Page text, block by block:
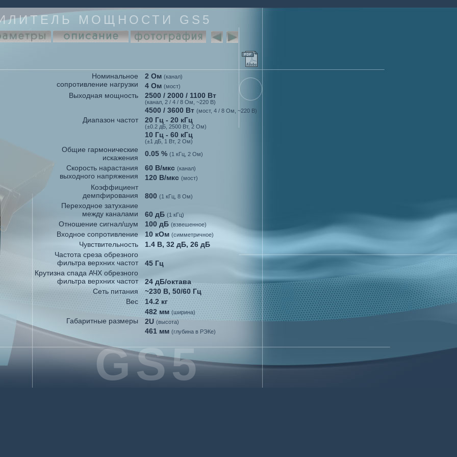
МОЩНОСТИ GS5
GS5
Номинальное
сопротивление нагрузки
2 Ом (канал)
4 Ом (мост)
Выходная мощность 2500 / 2000 / 1100 Вт
(канал, 2 / 4 / 8 Ом, ~220 В)
4500 / 3600 Вт (мост, 4 / 8 Ом, ~220 В)
Диапазон частот 20 Гц - 20 кГц
(±0.2 дБ, 2500 Вт, 2 Ом)
10 Гц - 60 кГц
(±1 дБ, 1 Вт, 2 Ом)
Общие гармонические
искажения
0.05 % (1 кГц, 2 Ом)
Скорость нарастания
выходного напряжения
60 В/мкс (канал)
120 В/мкс (мост)
Коэффициент
демпфирования
800 (1 кГц, 8 Ом)
Переходное затухание
между каналами
60 дБ (1 кГц)
Отношение сигнал/шум 100 дБ (взвешенное)
Входное сопротивление 10 кОм (симметричное)
Чувствительность
1.4 В, 32 дБ, 26 дБ
Частота среза обрезного
фильтра верхних частот
45 Гц
Крутизна спада АЧХ обрезного
фильтра верхних частот
24 дБ/октава
Сеть питания
~230 В, 50/60 Гц
Вес
14.2 кг
Габаритные размеры
482 мм (ширина)
2U (высота)
461 мм (глубина в РЭКе)